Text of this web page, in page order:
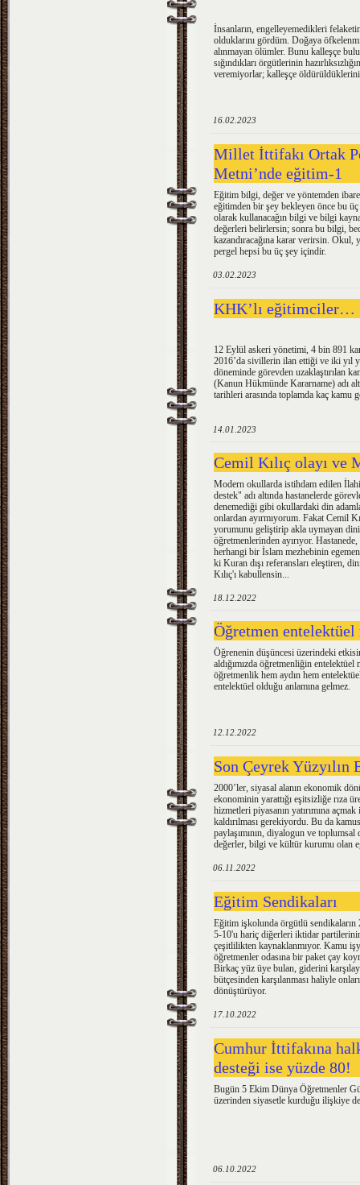
İnsanların, engelleyemedikleri
olduklarını gördüm. Doğaya
alınmayan ölümler. Bunu kalleşçe
sığındıkları örgütlerinin
veremiyorlar; kalleşçe
16.02.2023
Millet İttifakı Ortak
Metni’nde eğitim-1
Eğitim bilgi, değer ve yöntemden
eğitimden bir şey bekleyen önce bu
olarak kullanacağın bilgi ve bilgi
değerleri belirlersin; sonra bu bilgi,
kazandıracağına karar verirsin.
pergel hepsi bu üç şey içindir.
03.02.2023
KHK’lı eğitimciler…
12 Eylül askeri yönetimi, 4 bin 891
2016’da sivillerin ilan ettiği ve iki
döneminde görevden uzaklaştırılan
(Kanun Hükmünde Kararname) adı
tarihleri arasında toplamda kaç
14.01.2023
Cemil Kılıç olayı ve
Modern okullarda istihdam edilen
destek" adı altında hastanelerde
denemediği gibi okullardaki din
onlardan ayırmıyorum. Fakat Cemil
yorumunu geliştirip akla uymayan
öğretmenlerinden ayırıyor.
herhangi bir İslam mezhebinin
ki Kuran dışı referansları eleştiren,
Kılıç'ı kabullensin...
18.12.2022
Öğretmen
Öğrenenin düşüncesi üzerindeki
aldığımızda öğretmenliğin
öğretmenlik hem aydın hem
entelektüel olduğu anlamına gelmez.
12.12.2022
Son Çeyrek Yüzyılın
2000’ler, siyasal alanın ekonomik
ekonominin yarattığı eşitsizliğe rıza
hizmetleri piyasanın yatırımına
kaldırılması gerekiyordu. Bu da
paylaşımının, diyalogun ve toplumsal
değerler, bilgi ve kültür kurumu olan
06.11.2022
Eğitim Sendikaları
Eğitim işkolunda örgütlü
5-10'u hariç diğerleri iktidar
çeşitlilikten kaynaklanmıyor. Kamu
öğretmenler odasına bir paket çay
Birkaç yüz üye bulan, giderini
bütçesinden karşılanması haliyle
dönüştürüyor.
17.10.2022
Cumhur İttifakına
desteği ise yüzde 80!
Bugün 5 Ekim Dünya Öğretmenler
üzerinden siyasetle kurduğu ilişkiye
06.10.2022